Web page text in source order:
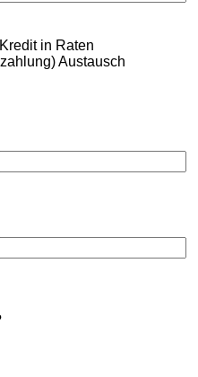
Kredit in Raten
Austausch